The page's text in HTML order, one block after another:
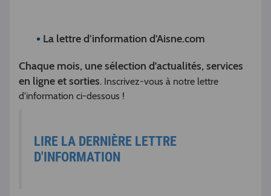
La lettre d’information d'Aisne.com
Chaque mois, une sélection d'actualités, services
en ligne et sorties. Inscrivez-vous à notre lettre
d'information ci-dessous !
LIRE LA DERNIÈRE LETTRE
D'INFORMATION